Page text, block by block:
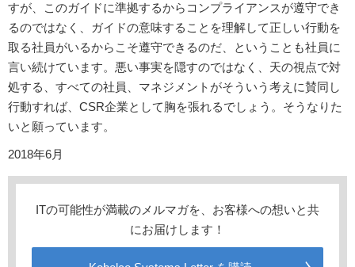
すが、このガイドに準拠するからコンプライアンスが遵守でき
るのではなく、ガイドの意味することを理解して正しい行動を
取る社員がいるからこそ遵守できるのだ、ということも社員に
言い続けています。悪い事実を隠すのではなく、天の視点で対
処する、すべての社員、マネジメントがそういう考えに賛同し
行動すれば、CSR企業として胸を張れるでしょう。そうなりた
いと願っています。
2018年6月
ITの可能性が満載のメルマガを、お客様への想いと共
にお届けします！